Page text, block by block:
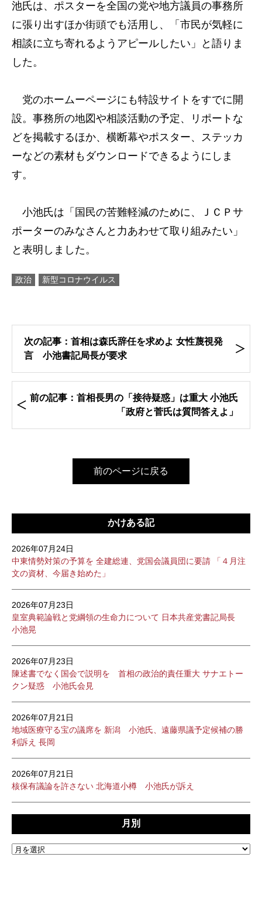
池氏は、ポスターを全国の党や地方議員の事務所
に張り出すほか街頭でも活用し、「市民が気軽に
相談に立ち寄れるようアピールしたい」と語りま
した。
党のホームーページにも特設サイトをすでに開
設。事務所の地図や相談活動の予定、リポートな
どを掲載するほか、横断幕やポスター、ステッカ
ーなどの素材もダウンロードできるようにしま
す。
小池氏は「国民の苦難軽減のために、ＪＣＰサ
ポーターのみなさんと力あわせて取り組みたい」
と表明しました。
政治 新型コロナウイルス
次の記事：首相は森氏辞任を求めよ 女性蔑視発
言 小池書記局長が要求
前の記事：首相長男の「接待疑惑」は重大 小池氏
「政府と菅氏は質問答えよ」
前のページに戻る
かけある記
2026年07月24日
中東情勢対策の予算を 全建総連、党国会議員団に要請 「４月注
文の資材、今届き始めた」
2026年07月23日
皇室典範論戦と党綱領の生命力について 日本共産党書記局長
小池晃
2026年07月23日
陳述書でなく国会で説明を 首相の政治的責任重大 サナエトー
クン疑惑 小池氏会見
2026年07月21日
地域医療守る宝の議席を 新潟 小池氏、遠藤県議予定候補の勝
利訴え 長岡
2026年07月21日
核保有議論を許さない 北海道小樽 小池氏が訴え
月別